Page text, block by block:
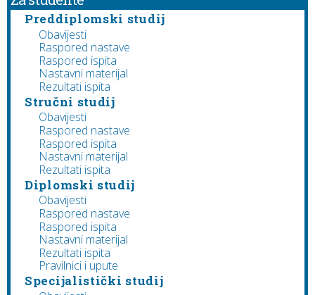
Preddiplomski studij
Obavijesti
Raspored nastave
Raspored ispita
Nastavni materijal
Rezultati ispita
Stručni studij
Obavijesti
Raspored nastave
Raspored ispita
Nastavni materijal
Rezultati ispita
Diplomski studij
Obavijesti
Raspored nastave
Raspored ispita
Nastavni materijal
Rezultati ispita
Pravilnici i upute
Specijalistički studij